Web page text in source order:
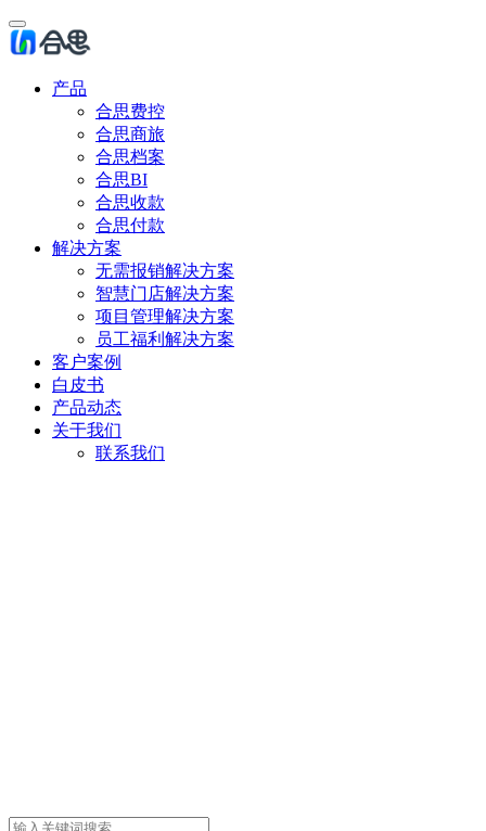
产品
合思费控
合思商旅
合思档案
合思BI
合思收款
合思付款
解决方案
无需报销解决方案
智慧门店解决方案
项目管理解决方案
员工福利解决方案
客户案例
白皮书
产品动态
关于我们
联系我们